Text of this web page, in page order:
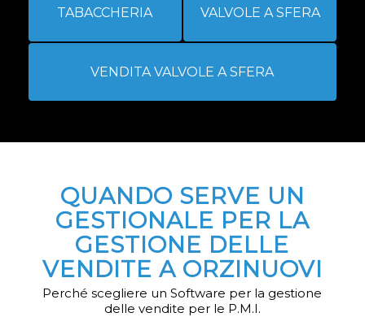
TABACCHERIA VALVOLE A SFERA
VENDITA VALVOLE A SFERA
QUANDO SERVE UN
GESTIONALE PER LA
GESTIONE DELLE
VENDITE A ORZINUOVI
Perché scegliere un Software per la gestione
delle vendite per le P.M.I.